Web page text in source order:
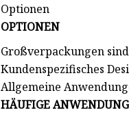
Optionen
OPTIONEN
Großverpackungen
Kundenspezifisches
Allgemeine
HÄUFIGE